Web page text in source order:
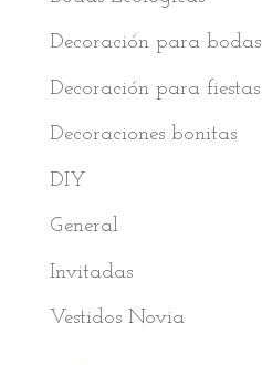
Decoración para bodas
Decoración para fiestas
Decoraciones bonitas
DIY
General
Invitadas
Vestidos Novia